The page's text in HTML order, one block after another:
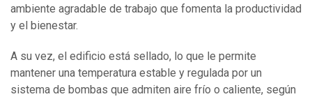
ambiente agradable de trabajo que fomenta la productividad
y el bienestar.
A su vez, el edificio está sellado, lo que le permite
mantener una temperatura estable y regulada por un
sistema de bombas que admiten aire frío o caliente, según